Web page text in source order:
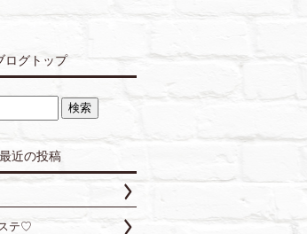
ログトップ
最近の投稿
テ♡